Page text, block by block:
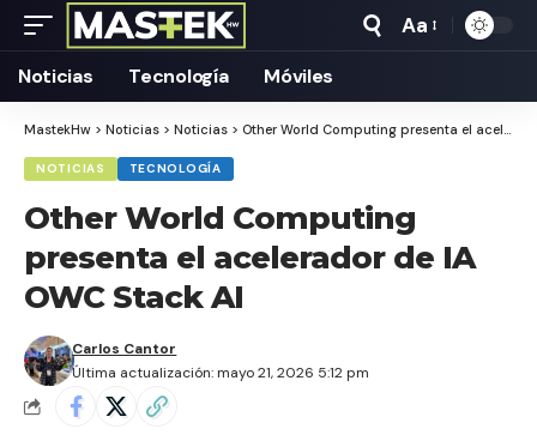
Tamaño
Aa
Noticias Tecnología Móviles
MastekHw > Noticias > Noticias > Other World Computing presenta el acelerador de IA OWC Stack AI
NOTICIAS TECNOLOGÍA
Other World Computing
presenta el acelerador de IA
OWC Stack AI
Última actualización: mayo 21, 2026 5:12 pm
Carlos Cantor